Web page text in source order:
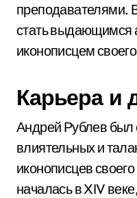
преподавателями.
стать выдающимся
иконописцем
Карьера и
Андрей Рублев
влиятельных и
иконописцев
началась в XIV